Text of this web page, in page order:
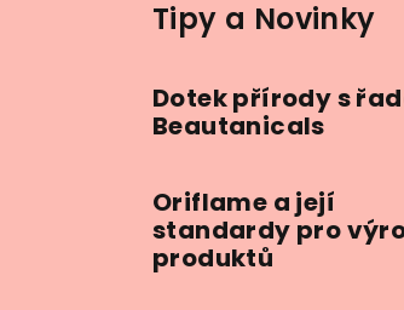
Tipy a Novinky
Dotek přírody s
Beautanicals
Oriflame a její
standardy pro
produktů